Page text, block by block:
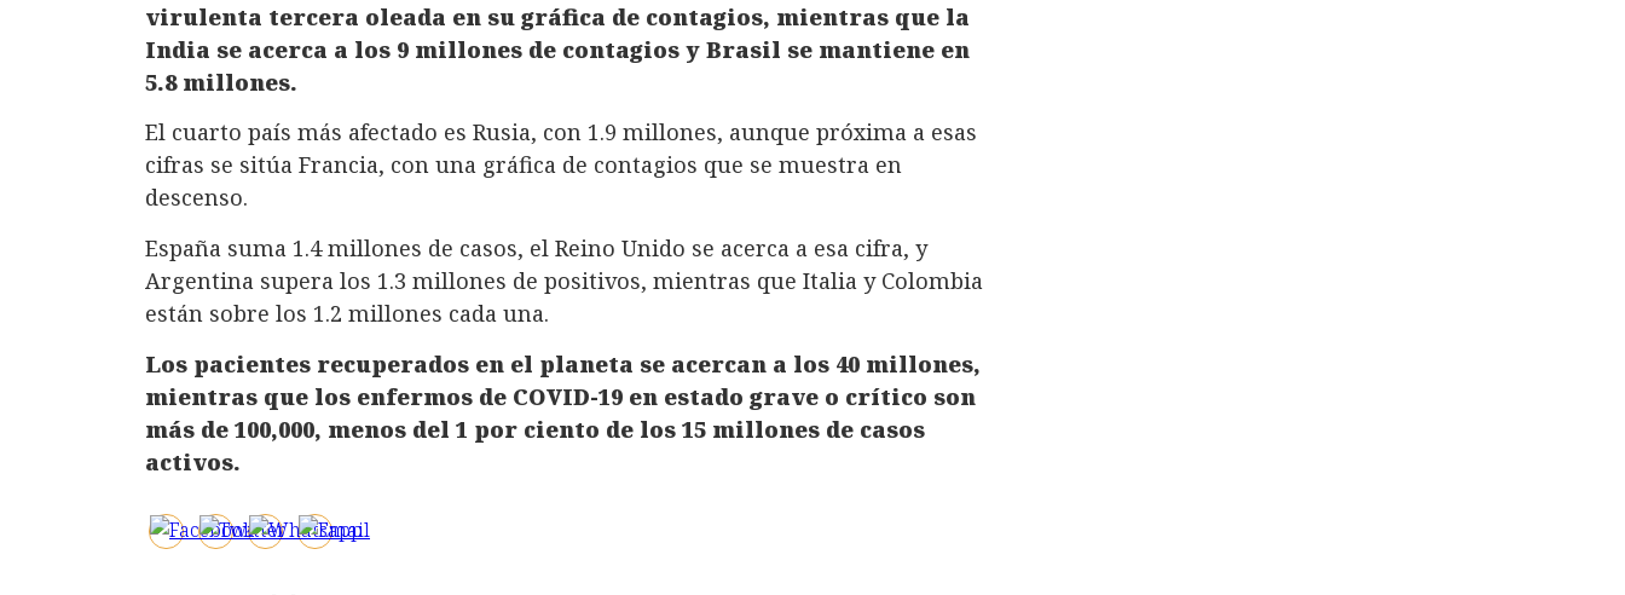
virulenta tercera oleada en su gráfica de contagios, mientras que la
India se acerca a los 9 millones de contagios y Brasil se mantiene en
5.8 millones.
El cuarto país más afectado es Rusia, con 1.9 millones, aunque próxima a esas
cifras se sitúa Francia, con una gráfica de contagios que se muestra en
descenso.
España suma 1.4 millones de casos, el Reino Unido se acerca a esa cifra, y
Argentina supera los 1.3 millones de positivos, mientras que Italia y Colombia
están sobre los 1.2 millones cada una.
Los pacientes recuperados en el planeta se acercan a los 40 millones,
mientras que los enfermos de COVID-19 en estado grave o crítico son
más de 100,000, menos del 1 por ciento de los 15 millones de casos
activos.